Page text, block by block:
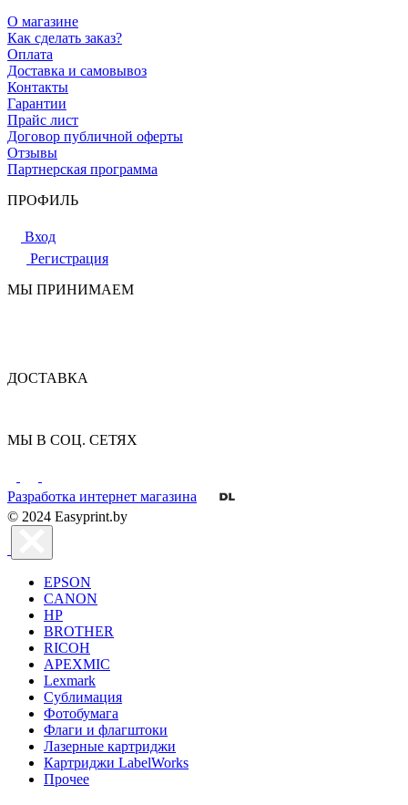
О магазине
Как сделать заказ?
Оплата
Доставка и самовывоз
Контакты
Гарантии
Прайс лист
Договор публичной оферты
Отзывы
Партнерская программа
ПРОФИЛЬ
Вход
Регистрация
МЫ ПРИНИМАЕМ
ДОСТАВКА
МЫ В СОЦ. СЕТЯХ
Разработка интернет магазина
© 2024 Easyprint.by
EPSON
CANON
HP
BROTHER
RICOH
APEXMIC
Lexmark
Сублимация
Фотобумага
Флаги и флагштоки
Лазерные картриджи
Картриджи LabelWorks
Прочее